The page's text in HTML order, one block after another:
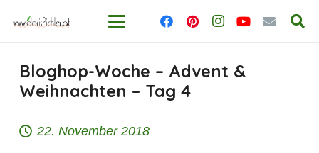
Bloghop-Woche – Advent &
Weihnachten – Tag 4
22. November 2018